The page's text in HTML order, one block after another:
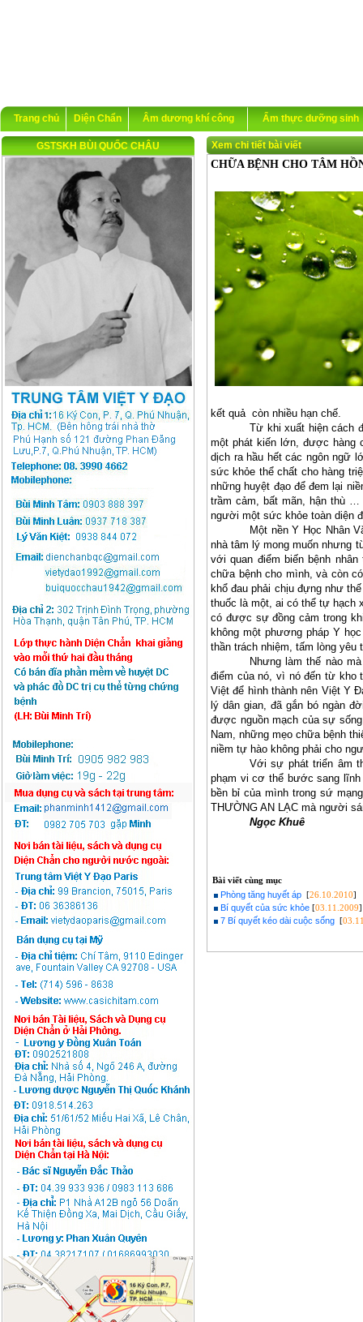
Trang chủ Diện Chẩn Âm dương khí công Ẩm thực dưỡng sinh
GSTSKH BÙI QUỐC CHÂU Xem chi tiết bài viết
CHỮA BỆNH CHO TÂM
kết quả còn nhiều hạn chế.
Từ khi xuất hiện cách
một phát kiến lớn, được hàng
dịch ra hầu hết các ngôn ngữ
sức khỏe thể chất cho hàng
những huyệt đạo để đem lại
trầm cảm, bất mãn, hận thù …
người một sức khỏe toàn diện
Một nền Y Học Nhân
nhà tâm lý mong muốn nhưng
với quan điểm biến bệnh
chữa bệnh cho mình, và còn
khổ đau phải chịu đựng như
thuốc là một, ai có thể tự hạch
có được sự đồng cảm trong
không một phương pháp Y
thần trách nhiệm, tấm lòng yêu
Nhưng làm thế nào
điểm của nó, vì nó đến từ kho
Việt để hình thành nên Việt Y
lý dân gian, đã gắn bó ngàn
được nguồn mạch của sự
Nam, những mẹo chữa bệnh
niềm tự hào không phải cho
Với sự phát triển âm
phạm vi cơ thể bước sang
bền bỉ của mình trong sứ
THƯỜNG AN LẠC mà người
Ngọc Khuê
Bài viết cùng mục
Phòng tăng huyết áp [26.10.2010]
Bí quyết của sức khỏe [03.11.2009]
7 Bí quyết kéo dài cuộc sống [